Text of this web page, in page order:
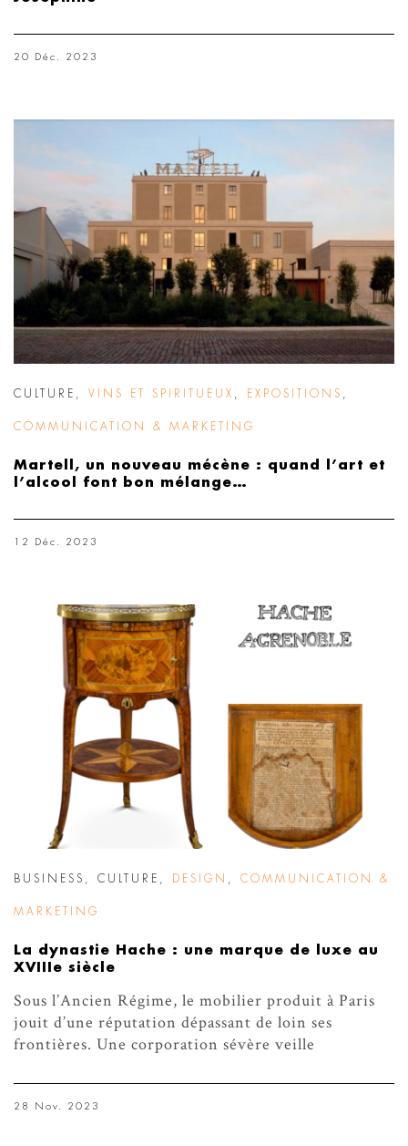
20 Déc. 2023
CULTURE VINS ET SPIRITUEUX EXPOSITIONS
COMMUNICATION & MARKETING
Martell, un nouveau mécène : quand l’art et
l’alcool font bon mélange…
12 Déc. 2023
BUSINESS CULTURE DESIGN COMMUNICATION &
MARKETING
La dynastie Hache : une marque de luxe au
XVIIIe siècle
Sous l’Ancien Régime, le mobilier produit à Paris
jouit d’une réputation dépassant de loin ses
frontières. Une corporation sévère veille
28 Nov. 2023